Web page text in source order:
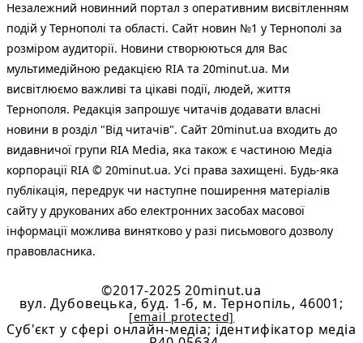
Незалежний новинний портал з оперативним висвітленням
подій у Тернополі та області. Сайт новин №1 у Тернополі за
розміром аудиторії. Новини створюються для Вас
мультимедійною редакцією RIA та 20minut.ua. Ми
висвітлюємо важливі та цікаві події, людей, життя
Тернополя. Редакція запрошує читачів додавати власні
новини в розділ "Від читачів". Сайт 20minut.ua входить до
видавничої групи RIA Media, яка також є частиною Медіа
корпорації RIA © 20minut.ua. Усі права захищені. Будь-яка
публiкацiя, передрук чи наступне поширення матеріалів
сайту у друкованих або електронних засобах масової
інформації можлива винятково у разі письмового дозволу
правовласника.
©2017-2025 20minut.ua
вул. Дубовецька, буд. 1-б, м. Тернопіль, 46001;
[email protected]
Cуб'єкт у сфері онлайн-медіа; ідентифікатор медіа